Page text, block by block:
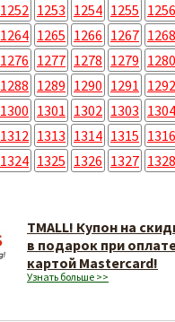
1252 1253 1254 1255 1256
1264 1265 1266 1267 1268
1276 1277 1278 1279 1280
1288 1289 1290 1291 1292
1300 1301 1302 1303 1304
1312 1313 1314 1315 1316
1324 1325 1326 1327 1328
TMALL! Купон на
в подарок при
картой Mastercard!
Узнать больше >>